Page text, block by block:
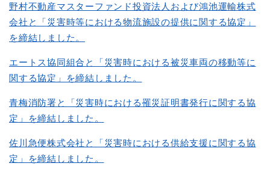
野村不動産マスターファンド投資法人および鴻池運輸株式
会社と「災害時等における物流施設の提供に関する協定」
を締結しました。
エートス協同組合と「災害時における被災車両の移動等に
関する協定」を締結しました。
青梅消防署と「災害時における罹災証明書発行に関する協
定」を締結しました。
佐川急便株式会社と「災害時における供給支援に関する協
定」を締結しました。